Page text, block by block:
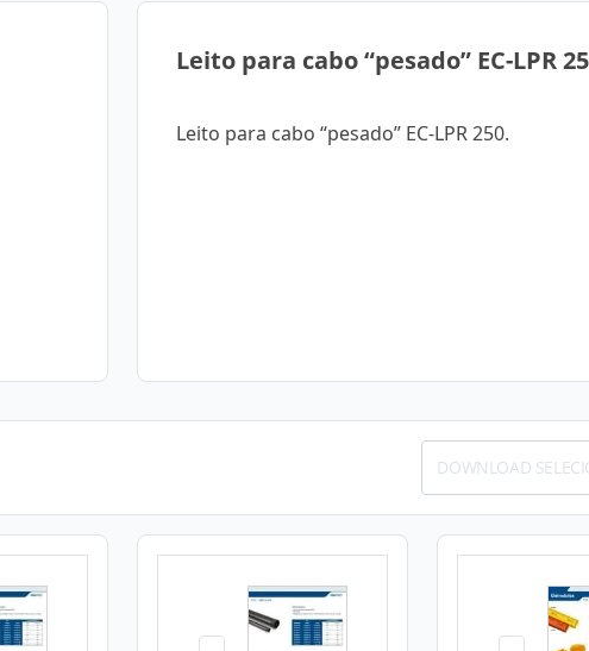
Leito para cabo “pesado” EC-LPR
Leito para cabo “pesado” EC-LPR 250.
DOWNLOAD